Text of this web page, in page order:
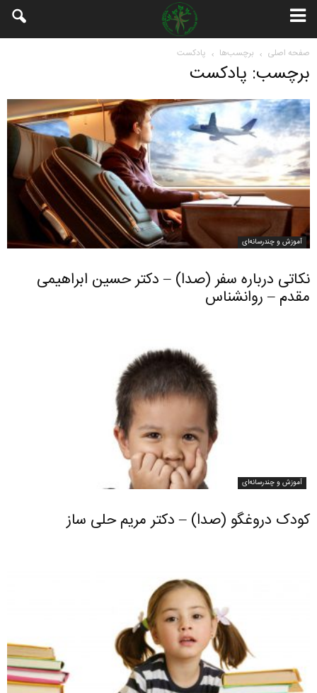
صفحه اصلی برچسب‌ها پادکست
برچسب: پادکست
آموزش و چندرسانه‌ای
نکاتی درباره سفر (صدا) – دکتر حسین ابراهیمی
مقدم – روانشناس
آموزش و چندرسانه‌ای
کودک دروغگو (صدا) – دکتر مریم حلی ساز